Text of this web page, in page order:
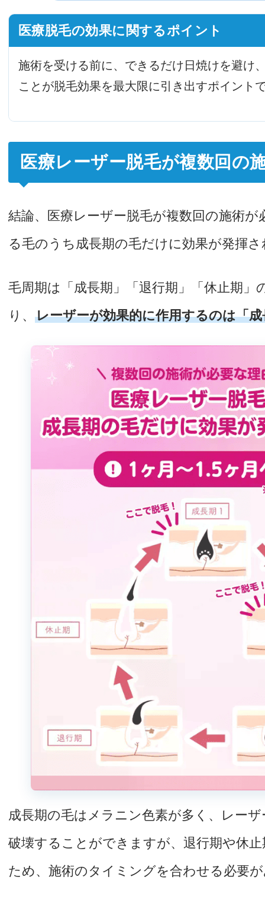
医療脱毛の効果に関するポイント
施術を受ける前に、できるだけ日焼けを避け
ことが脱毛効果を最大限に引き出すポイント
医療レーザー脱毛が複数回の
結論、医療レーザー脱毛が複数回の施術
る毛のうち成長期の毛だけに効果が発揮
毛周期は「成長期」「退行期」「休止期」
り、 レーザーが効果的に作用するのは「
成長期の毛はメラニン色素が多く、レー
破壊することができますが、退行期や休
ため、施術のタイミングを合わせる必要